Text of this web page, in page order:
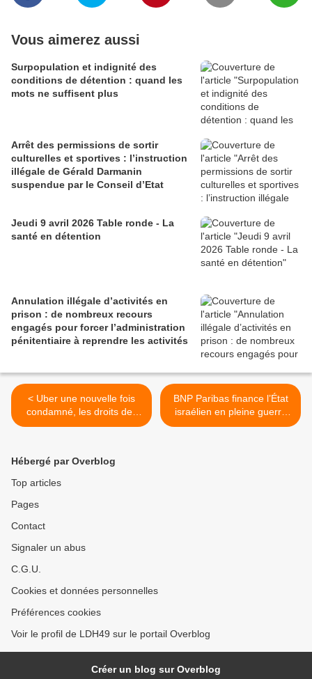
Vous aimerez aussi
Surpopulation et indignité des
conditions de détention : quand les
mots ne suffisent plus
Arrêt des permissions de sortir
culturelles et sportives : l’instruction
illégale de Gérald Darmanin
suspendue par le Conseil d’Etat
Jeudi 9 avril 2026 Table ronde - La
santé en détention
Annulation illégale d’activités en
prison : de nombreux recours
engagés pour forcer l’administration
pénitentiaire à reprendre les activités
< Uber une nouvelle fois
condamné, les droits des
travailleurs reconnus !
BNP Paribas finance l’État
israélien en pleine guerre
contre la population civile
Hébergé par Overblog
Top articles
Pages
Contact
Signaler un abus
C.G.U.
Cookies et données personnelles
Préférences cookies
Voir le profil de LDH49 sur le portail Overblog
Créer un blog sur Overblog